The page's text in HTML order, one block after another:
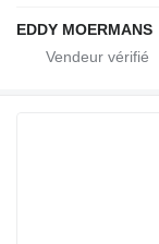
EDDY MOERMANS